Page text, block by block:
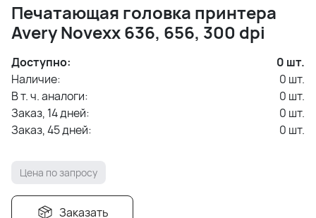
Печатающая головка принтера
Avery Novexx 636, 656, 300 dpi
Доступно: 0 шт.
Наличие:
0 шт.
В т. ч. аналоги:
0 шт.
Заказ, 14 дней:
0 шт.
Заказ, 45 дней:
0 шт.
Цена по запросу
Заказать